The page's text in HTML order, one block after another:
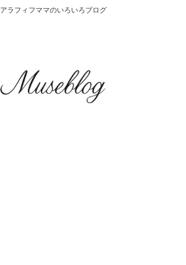
アラフィフママのいろいろブログ